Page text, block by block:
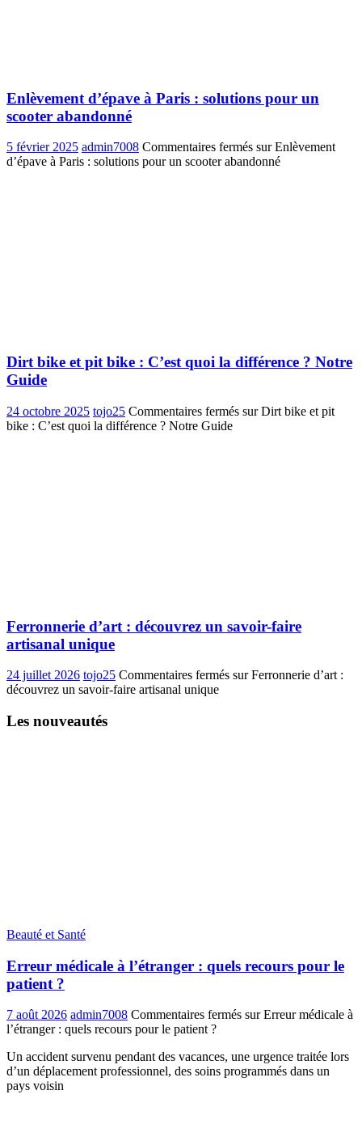
Enlèvement d’épave à Paris : solutions pour un
scooter abandonné
5 février 2025 admin7008 Commentaires fermés sur Enlèvement
d’épave à Paris : solutions pour un scooter abandonné
Dirt bike et pit bike : C’est quoi la différence ? Notre
Guide
24 octobre 2025 tojo25 Commentaires fermés sur Dirt bike et pit
bike : C’est quoi la différence ? Notre Guide
Ferronnerie d’art : découvrez un savoir-faire
artisanal unique
24 juillet 2026 tojo25 Commentaires fermés sur Ferronnerie d’art :
découvrez un savoir-faire artisanal unique
Les nouveautés
Beauté et Santé
Erreur médicale à l’étranger : quels recours pour le
patient ?
7 août 2026 admin7008 Commentaires fermés sur Erreur médicale à
l’étranger : quels recours pour le patient ?
Un accident survenu pendant des vacances, une urgence traitée lors
d’un déplacement professionnel, des soins programmés dans un
pays voisin